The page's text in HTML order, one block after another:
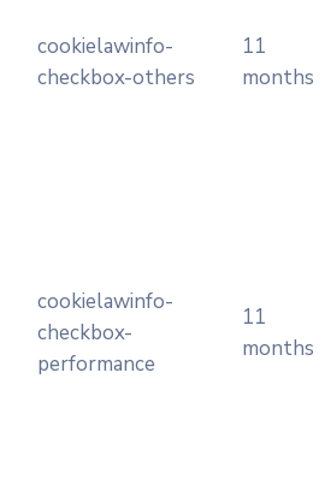
cookielawinfo-
checkbox-others
11
months
cookielawinfo-
checkbox-
performance
11
months